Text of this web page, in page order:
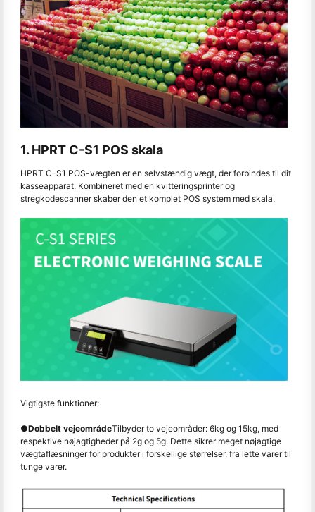
1. HPRT C-S1 POS skala
HPRT C-S1 POS-vægten er en selvstændig vægt, der forbindes til dit
kasseapparat. Kombineret med en kvitteringsprinter og
stregkodescanner skaber den et komplet POS system med skala.
Vigtigste funktioner:
●Dobbelt vejeområdeTilbyder to vejeområder: 6kg og 15kg, med
respektive nøjagtigheder på 2g og 5g. Dette sikrer meget nøjagtige
vægtaflæsninger for produkter i forskellige størrelser, fra lette varer til
tunge varer.